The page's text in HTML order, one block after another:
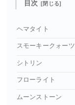
目次
ヘマタイト
スモーキークォーツ
シトリン
フローライト
ムーンストーン